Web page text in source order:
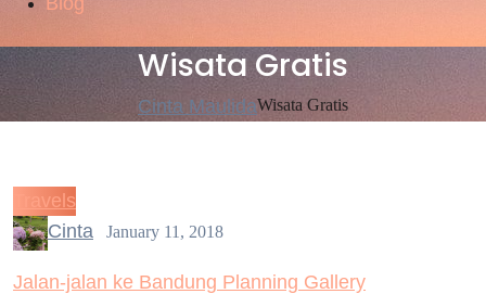
Wisata Gratis
Cinta MaulidaWisata Gratis
Travels
Cinta
January 11, 2018
Jalan-jalan ke Bandung Planning Gallery